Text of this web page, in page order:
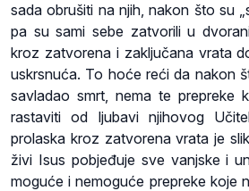
sada obrušiti na njih, nakon što su
pa su sami sebe zatvorili u
kroz zatvorena i zaključana vrata
uskrsnuća. To hoće reći da nakon
savladao smrt, nema te prepreke
rastaviti od ljubavi njihovog
prolaska kroz zatvorena vrata je
živi Isus pobjeđuje sve vanjske i
moguće i nemoguće prepreke koje